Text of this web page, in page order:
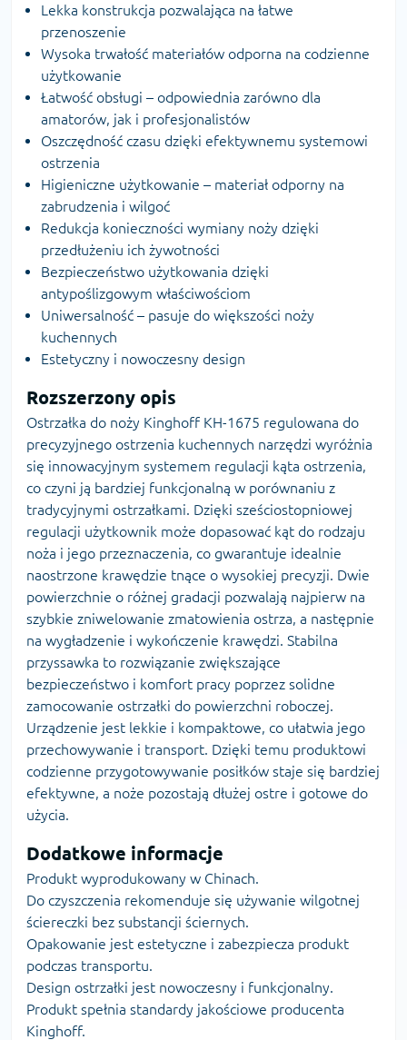
Lekka konstrukcja pozwalająca na łatwe
przenoszenie
Wysoka trwałość materiałów odporna na codzienne
użytkowanie
Łatwość obsługi – odpowiednia zarówno dla
amatorów, jak i profesjonalistów
Oszczędność czasu dzięki efektywnemu systemowi
ostrzenia
Higieniczne użytkowanie – materiał odporny na
zabrudzenia i wilgoć
Redukcja konieczności wymiany noży dzięki
przedłużeniu ich żywotności
Bezpieczeństwo użytkowania dzięki
antypoślizgowym właściwościom
Uniwersalność – pasuje do większości noży
kuchennych
Estetyczny i nowoczesny design
Rozszerzony opis
Ostrzałka do noży Kinghoff KH-1675 regulowana do
precyzyjnego ostrzenia kuchennych narzędzi wyróżnia
się innowacyjnym systemem regulacji kąta ostrzenia,
co czyni ją bardziej funkcjonalną w porównaniu z
tradycyjnymi ostrzałkami. Dzięki sześciostopniowej
regulacji użytkownik może dopasować kąt do rodzaju
noża i jego przeznaczenia, co gwarantuje idealnie
naostrzone krawędzie tnące o wysokiej precyzji. Dwie
powierzchnie o różnej gradacji pozwalają najpierw na
szybkie zniwelowanie zmatowienia ostrza, a następnie
na wygładzenie i wykończenie krawędzi. Stabilna
przyssawka to rozwiązanie zwiększające
bezpieczeństwo i komfort pracy poprzez solidne
zamocowanie ostrzałki do powierzchni roboczej.
Urządzenie jest lekkie i kompaktowe, co ułatwia jego
przechowywanie i transport. Dzięki temu produktowi
codzienne przygotowywanie posiłków staje się bardziej
efektywne, a noże pozostają dłużej ostre i gotowe do
użycia.
Dodatkowe informacje
Produkt wyprodukowany w Chinach.
Do czyszczenia rekomenduje się używanie wilgotnej
ściereczki bez substancji ściernych.
Opakowanie jest estetyczne i zabezpiecza produkt
podczas transportu.
Design ostrzałki jest nowoczesny i funkcjonalny.
Produkt spełnia standardy jakościowe producenta
Kinghoff.